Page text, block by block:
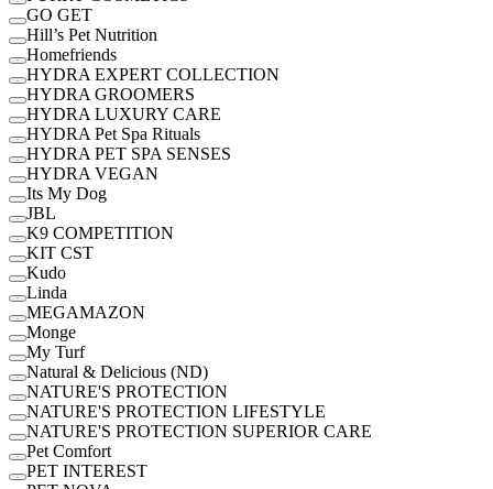
GO GET
Hill’s Pet Nutrition
Homefriends
HYDRA EXPERT COLLECTION
HYDRA GROOMERS
HYDRA LUXURY CARE
HYDRA Pet Spa Rituals
HYDRA PET SPA SENSES
HYDRA VEGAN
Its My Dog
JBL
K9 COMPETITION
KIT CST
Kudo
Linda
MEGAMAZON
Monge
My Turf
Natural & Delicious (ND)
NATURE'S PROTECTION
NATURE'S PROTECTION LIFESTYLE
NATURE'S PROTECTION SUPERIOR CARE
Pet Comfort
PET INTEREST